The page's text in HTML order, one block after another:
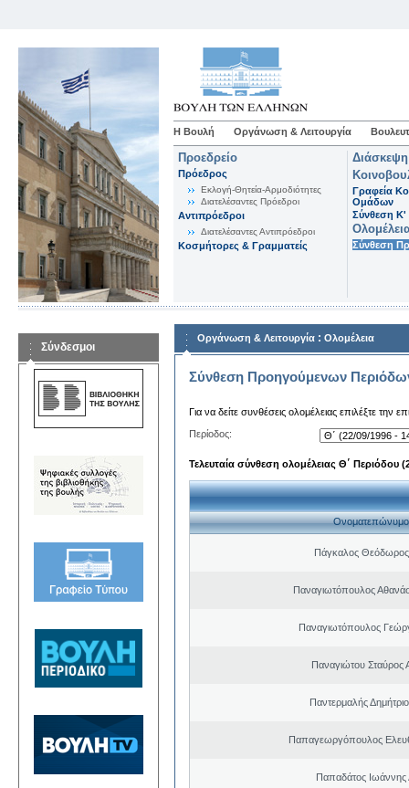
Η Βουλή Οργάνωση & Λειτουργία
Προεδρείο
Πρόεδρος
Εκλογή-Θητεία-Αρμοδιότητες
Διατελέσαντες Πρόεδροι
Αντιπρόεδροι
Διατελέσαντες Αντιπρόεδροι
Κοσμήτορες & Γραμματείς
Γραφεία
Ομάδων
Σύνθεση K'
Σύνθεση
Σύνδεσμοι
Οργάνωση & Λειτουργία : Ολομέλεια
Σύνθεση Προηγούμενων
Για να δείτε συνθέσεις ολομέλειας επιλέξτε την
Περίοδος:
Τελευταία σύνθεση ολομέλειας Θ΄ Περιόδου
Ονοματεπώνυμο
Πάγκαλος
Παναγιωτόπουλος
Παναγιωτόπουλος
Παναγιώτου Σταύρος
Παντερμαλής
Παπαγεωργόπουλος
Παπαδάτος Ιωάννης